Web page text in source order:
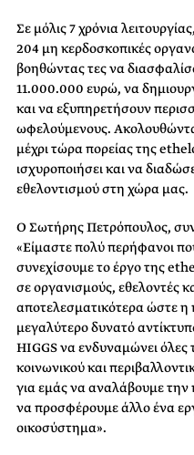
Σε μόλις 7 χρόνια
204 μη κερδοσκοπικές
βοηθώντας τες να
11.000.000 ευρώ, να
και να εξυπηρετήσουν
ωφελούμενους.
μέχρι τώρα πορείας της
ισχυροποιήσει και να
εθελοντισμού στη χώρα μας.
Ο Σωτήρης Πετρόπουλος,
«Είμαστε πολύ περήφανοι
συνεχίσουμε το έργο της
σε οργανισμούς, εθελοντές
αποτελεσματικότερα ώστε
μεγαλύτερο δυνατό
HIGGS να ενδυναμώνει όλες
κοινωνικού και
για εμάς να αναλάβουμε
να προσφέρουμε άλλο ένα
οικοσύστημα».